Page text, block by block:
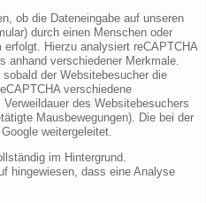
ob die Dateneingabe auf unseren
durch einen Menschen oder
Hierzu analysiert reCAPTCHA
anhand verschiedener Merkmale.
der Websitebesucher die
verschiedene
des Websitebesuchers
Mausbewegungen). Die bei der
weitergeleitet.
im Hintergrund.
hingewiesen, dass eine Analyse